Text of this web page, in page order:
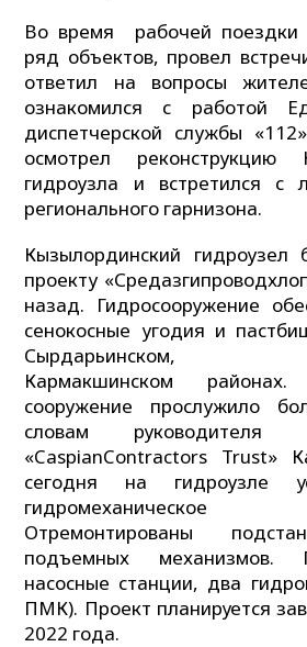
Во время рабочей поездки
ряд объектов, провел
ответил на вопросы
ознакомился с работой
диспетчерской службы
осмотрел реконструкцию
гидроузла и встретился с
регионального гарнизона.
Кызылординский гидроузел
проекту
назад. Гидросооружение
сенокосные угодия и
Сырдарьинском,
Кармакшинском
сооружение прослужило
словам
«CaspianContrаctors Trust»
сегодня на гидроузле
гидромеханическое
Отремонтированы
подъемных механизмов.
насосные станции, два
ПМК). Проект планируется
2022 года.